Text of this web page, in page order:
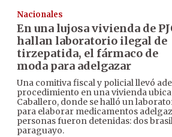
Nacionales
En una lujosa vivienda de
hallan laboratorio ilegal de
tirzepatida, el fármaco de
moda para adelgazar
Una comitiva fiscal y policial llevó
procedimiento en una vivienda
Caballero, donde se halló un
para elaborar medicamentos
personas fueron detenidas: dos
paraguayo.